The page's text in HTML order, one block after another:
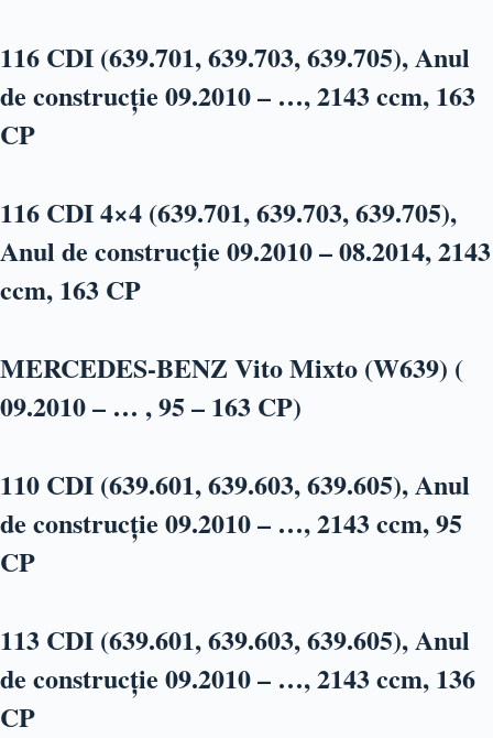
116 CDI (639.701, 639.703, 639.705), Anul
de construcție 09.2010 – …, 2143 ccm, 163
CP
116 CDI 4×4 (639.701, 639.703, 639.705),
Anul de construcție 09.2010 – 08.2014, 2143
ccm, 163 CP
MERCEDES-BENZ Vito Mixto (W639) (
09.2010 – … , 95 – 163 CP)
110 CDI (639.601, 639.603, 639.605), Anul
de construcție 09.2010 – …, 2143 ccm, 95
CP
113 CDI (639.601, 639.603, 639.605), Anul
de construcție 09.2010 – …, 2143 ccm, 136
CP